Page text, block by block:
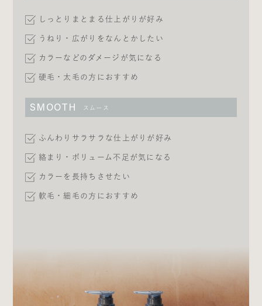
しっとりまとまる仕上がりが好み
うねり・広がりをなんとかしたい
カラーなどのダメージが気になる
硬毛・太毛の方におすすめ
SMOOTH スムース
ふんわりサラサラな仕上がりが好み
絡まり・ボリューム不足が気になる
カラーを長持ちさせたい
軟毛・細毛の方におすすめ